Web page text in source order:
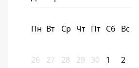
Пн Вт Ср Чт Пт Сб Вс
26 27 28 29 30 1 2